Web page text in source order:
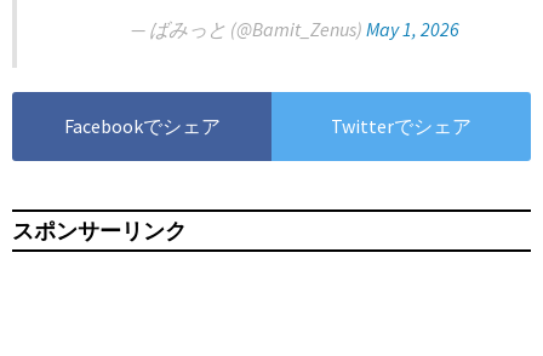
— ばみっと (@Bamit_Zenus) May 1, 2026
Facebookでシェア Twitterでシェア
スポンサーリンク